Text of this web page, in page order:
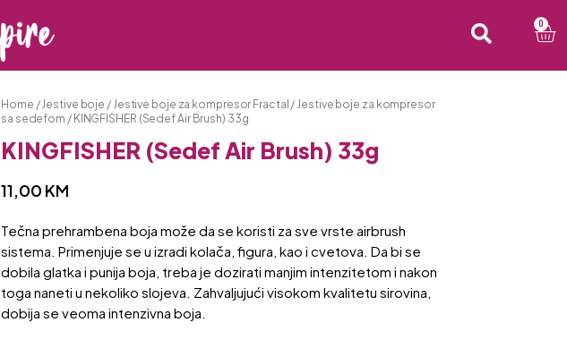
0
Home /Jestive boje / Jestive boje za kompresor Fractal / Jestive boje za kompresor
sa sedefom / KINGFISHER (Sedef Air Brush) 33g
KINGFISHER (Sedef Air Brush) 33g
11,00 KM
Tečna prehrambena boja može da se koristi za sve vrste airbrush
sistema. Primenjuje se u izradi kolača, figura, kao i cvetova. Da bi se
dobila glatka i punija boja, treba je dozirati manjim intenzitetom i nakon
toga naneti u nekoliko slojeva. Zahvaljujući visokom kvalitetu sirovina,
dobija se veoma intenzivna boja.